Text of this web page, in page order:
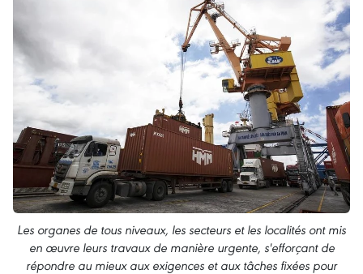
Les organes de tous niveaux, les secteurs et les localités ont mis
en œuvre leurs travaux de manière urgente, s'efforçant de
répondre au mieux aux exigences et aux tâches fixées pour